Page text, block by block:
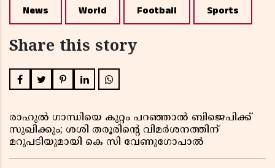
News World Football Sports
Share this story
രാഹുൽ ഗാന്ധിയെ കുറ്റം പറഞ്ഞാൽ ബിജെപിക്ക്
സുഖിക്കും; ശശി തരൂരിന്റെ വിമർശനത്തിന്
മറുപടിയുമായി കെ സി വേണുഗോപാൽ